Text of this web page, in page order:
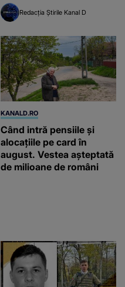
întâmplat
Redacția Știrile Kanal D
KANALD.RO
Când intră pensiile și
alocațiile pe card în
august. Vestea așteptată
de milioane de români